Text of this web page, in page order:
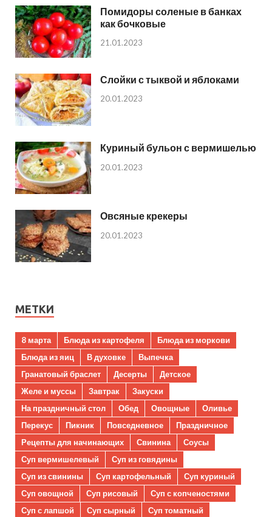
Помидоры соленые в банках
как бочковые
21.01.2023
Слойки с тыквой и яблоками
20.01.2023
Куриный бульон с вермишелью
20.01.2023
Овсяные крекеры
20.01.2023
МЕТКИ
8 марта Блюда из картофеля
Блюда из моркови
Блюда из яиц
В духовке
Выпечка
Гранатовый браслет
Десерты
Детское
Желе и муссы
Завтрак
Закуски
На праздничный стол
Обед Овощные
Оливье
Перекус
Пикник Повседневное
Праздничное
Рецепты для начинающих
Свинина
Соусы
Суп вермишелевый
Суп из говядины
Суп из свинины
Суп картофельный
Суп куриный
Суп овощной
Суп рисовый
Суп с копченостями
Суп с лапшой
Суп сырный
Суп томатный